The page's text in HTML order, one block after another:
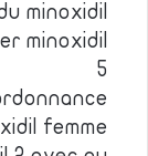
minoxidil
minoxidil
5
femme